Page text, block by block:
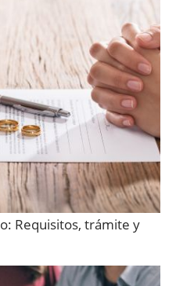
Requisitos, trámite y